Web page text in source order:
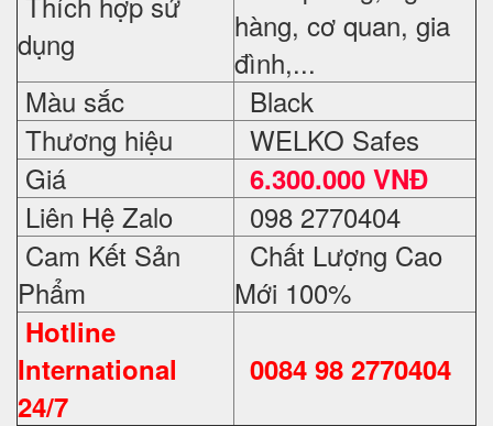
dụng
hàng, cơ quan, gia
đình,...
Màu sắc
Black
Thương hiệu
WELKO Safes
Giá
6.300.000 VNĐ
Liên Hệ Zalo
098 2770404
Cam Kết Sản
Phẩm
Chất Lượng Cao
Mới 100%
Hotline
International
24/7
0084 98 2770404